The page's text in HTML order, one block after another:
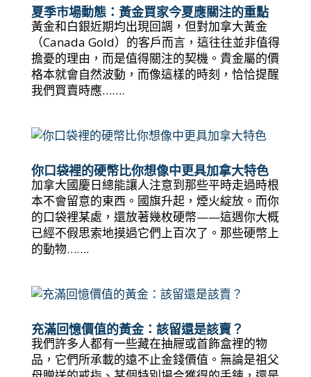
夏季市場動態：黃金買家今夏應關注的重點
黃金和白銀近期均出現回調，但對加拿大黃金
（Canada Gold）的客戶而言，這往往並非值得
擔憂的理由，而是值得關注的契機。貴金屬的價
格本就會自然波動，而像這樣的時刻，恰恰提醒
我們買賣時應…….
你口袋裡的硬幣比你想像中更具加拿大特色
加拿大國慶日總能讓人注意到那些平時走過時根
本不會留意的東西。國旗升起，煙火綻放。而你
的口袋裡某處，還放著幾枚硬幣——這週你大概
已經不假思索地摸過它們上百次了。那些硬幣上
的動物…….
充滿回憶價值的黃金：該留還是該賣？
我們許多人都有一些藏在抽屜或首飾盒裡的物
品，它們所承載的遠不止金錢價值。無論是祖父